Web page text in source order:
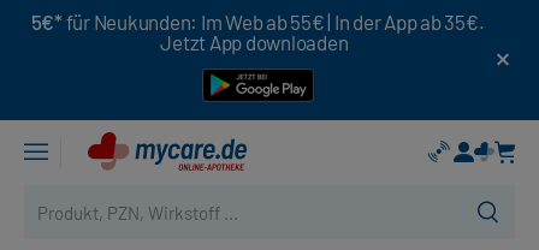
5€* für Neukunden: Im Web ab 55€ | In der App ab 35€.
Jetzt App downloaden